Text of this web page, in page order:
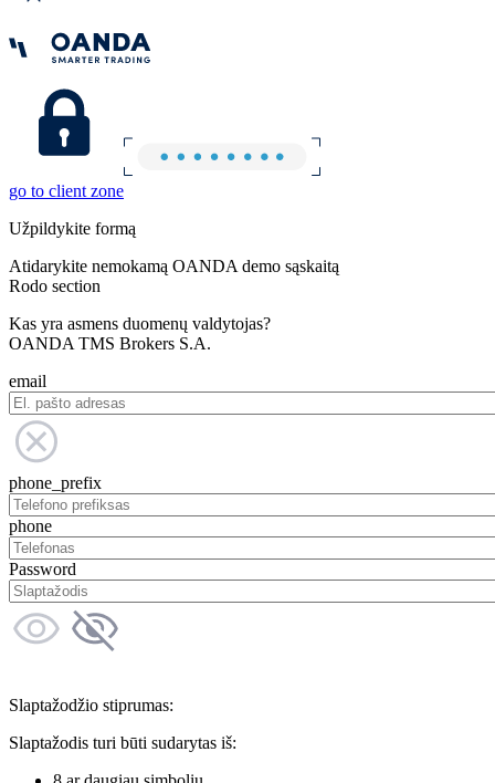
go to client zone
Užpildykite formą
Atidarykite nemokamą OANDA demo sąskaitą
Rodo section
Kas yra asmens duomenų valdytojas?
OANDA TMS Brokers S.A.
email
phone_prefix
phone
Password
Slaptažodžio stiprumas:
Slaptažodis turi būti sudarytas iš: